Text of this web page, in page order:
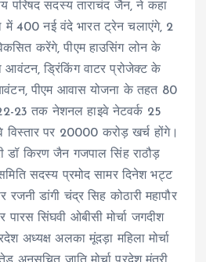
परिषद सदस्य ताराचंद जैन, ने कहा
400 नई वंदे भारत ट्रेन चलाएंगे, 2
करेंगे, पीएम हाउसिंग लोन के
ड्रिंकिंग वाटर प्रोजेक्ट के
पीएम आवास योजना के तहत 80
23 तक नेशनल हाइवे नेटवर्क 25
विस्तार पर 20000 करोड़ खर्च होंगे।
डॉ किरण जैन गजपाल सिंह राठौड़
सदस्य प्रमोद सामर दिनेश भट्ट
रजनी डांगी चंद्र सिह कोठारी महापौर
पारस सिंघवी ओबीसी मोर्चा जगदीश
अध्यक्ष अलका मूंदड़ा महिला मोर्चा